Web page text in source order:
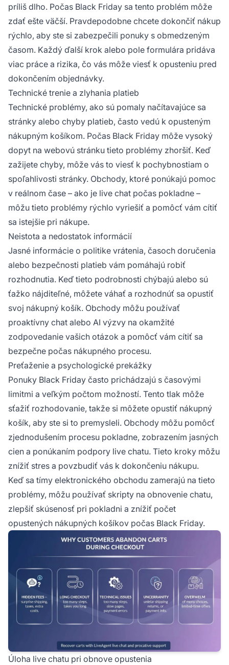
príliš dlho. Počas Black Friday sa tento problém môže
zdať ešte väčší. Pravdepodobne chcete dokončiť nákup
rýchlo, aby ste si zabezpečili ponuky s obmedzeným
časom. Každý ďalší krok alebo pole formulára pridáva
viac práce a rizika, čo vás môže viesť k opusteniu pred
dokončením objednávky.
Technické trenie a zlyhania platieb
Technické problémy, ako sú pomaly načítavajúce sa
stránky alebo chyby platieb, často vedú k opusteným
nákupným košíkom. Počas Black Friday môže vysoký
dopyt na webovú stránku tieto problémy zhoršiť. Keď
zažijete chyby, môže vás to viesť k pochybnostiam o
spoľahlivosti stránky. Obchody, ktoré ponúkajú pomoc
v reálnom čase – ako je live chat počas pokladne –
môžu tieto problémy rýchlo vyriešiť a pomôcť vám cítiť
sa istejšie pri nákupe.
Neistota a nedostatok informácií
Jasné informácie o politike vrátenia, časoch doručenia
alebo bezpečnosti platieb vám pomáhajú robiť
rozhodnutia. Keď tieto podrobnosti chýbajú alebo sú
ťažko nájditeľné, môžete váhať a rozhodnúť sa opustiť
svoj nákupný košík. Obchody môžu používať
proaktívny chat alebo AI výzvy na okamžité
zodpovedanie vašich otázok a pomôcť vám cítiť sa
bezpečne počas nákupného procesu.
Preťaženie a psychologické prekážky
Ponuky Black Friday často prichádzajú s časovými
limitmi a veľkým počtom možností. Tento tlak môže
sťažiť rozhodovanie, takže si môžete opustiť nákupný
košík, aby ste si to premysleli. Obchody môžu pomôcť
zjednodušením procesu pokladne, zobrazením jasných
cien a ponúkaním podpory live chatu. Tieto kroky môžu
znížiť stres a povzbudiť vás k dokončeniu nákupu.
Keď sa tímy elektronického obchodu zamerajú na tieto
problémy, môžu používať skripty na obnovenie chatu,
zlepšiť skúsenosť pri pokladni a znížiť počet
opustených nákupných košíkov počas Black Friday.
Úloha live chatu pri obnove opustenia